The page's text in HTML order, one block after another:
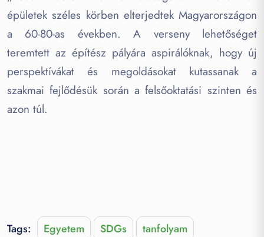
épületek széles körben elterjedtek Magyarországon
a 60-80-as években. A verseny lehetőséget
teremtett az építész pályára aspirálóknak, hogy új
perspektívákat és megoldásokat kutassanak a
szakmai fejlődésük során a felsőoktatási szinten és
azon túl.
Tags: Egyetem SDGs tanfolyam